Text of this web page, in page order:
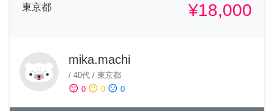
東京都
¥18,000
mika.machi
/ 40代 / 東京都
sentiment_satisfied 0 sentiment_neutral 0 sentiment_dissatisfied 0